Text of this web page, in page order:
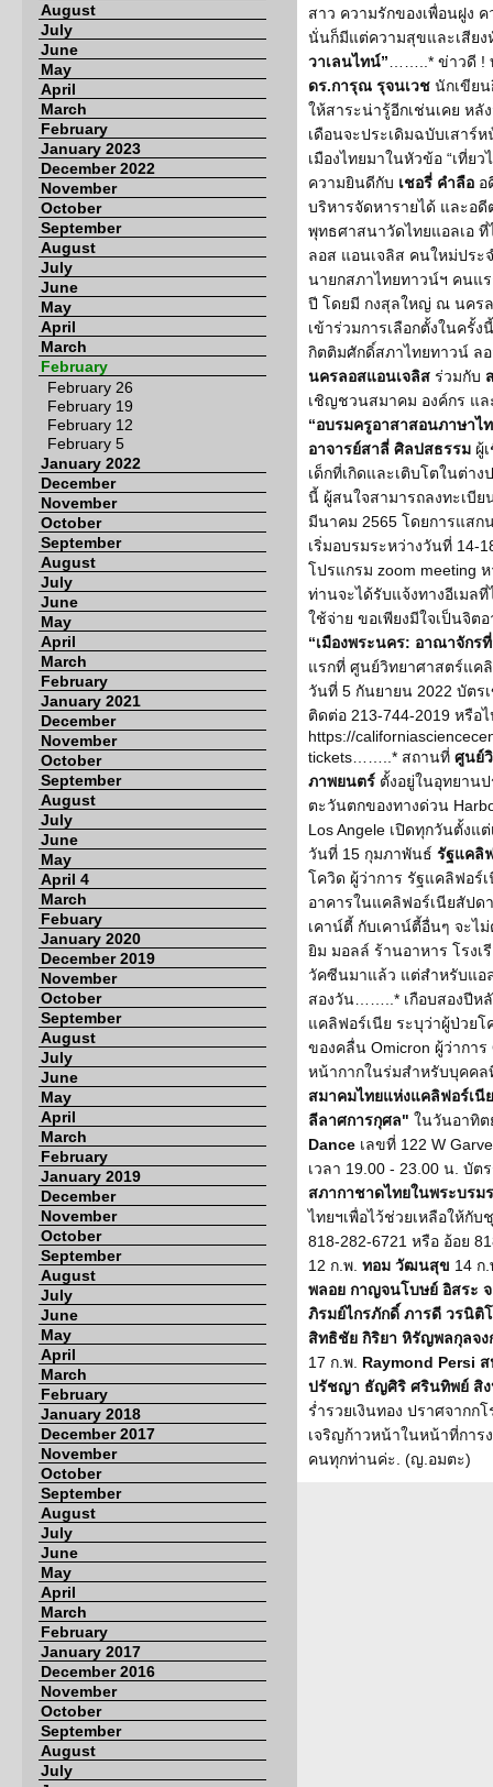
August
July
June
May
April
March
February
January 2023
December 2022
November
October
September
August
July
June
May
April
March
February
February 26
February 19
February 12
February 5
January 2022
December
November
October
September
August
July
June
May
April
March
February
January 2021
December
November
October
September
August
July
June
May
April 4
March
Febuary
January 2020
December 2019
November
October
September
August
July
June
May
April
March
February
January 2019
December
November
October
September
August
July
June
May
April
March
February
January 2018
December 2017
November
October
September
August
July
June
May
April
March
February
January 2017
December 2016
November
October
September
August
July
สาว ความรักของเพื่อนฝูง
นั่นก็มีแต่ความสุขและเสียง
วาเลนไทน์” ……..* ข่าวดี !
ดร.การุณ รุจนเวช นักเขีย
ให้สาระน่ารู้อีกเช่นเคย หลั
เดือนจะประเดิมฉบับเสาร์
เมืองไทยมาในหัวข้อ “เที่
ความยินดีกับ เชอรี่ คำลือ อ
บริหารจัดหารายได้ และอ
พุทธศาสนาวัดไทยแอลเอ
ลอส แอนเจลิส คนใหม่ประ
นายกสภาไทยทาวน์ฯ คนแ
ปี โดยมี กงสุลใหญ่ ณ นคร
เข้าร่วมการเลือกตั้งในครั้
กิตติมศักดิ์สภาไทยทาวน์
นครลอสแอนเจลิส ร่วมกับ
เชิญชวนสมาคม องค์กร แล
“อบรมครูอาสาสอนภาษาไ
อาจารย์สาลี่ ศิลปสธรรม ผู้
เด็กที่เกิดและเติบโตในต่า
นี้ ผู้สนใจสามารถลงทะเบี
มีนาคม 2565 โดยการแสก
เริ่มอบรมระหว่างวันที่ 14-
โปรแกรม zoom meeting
ท่านจะได้รับแจ้งทางอีเมล
ใช้จ่าย ขอเพียงมีใจเป็นจิ
“เมืองพระนคร: อาณาจักร
แรกที่ ศูนย์วิทยาศาสตร์แค
วันที่ 5 กันยายน 2022 บัต
ติดต่อ 213-744-2019 หรือ
https://
tickets……..* สถานที่ ศูนย์
ภาพยนตร์ ตั้งอยู่ในอุทยาน
ตะวันตกของทางด่วน
Los Angele เปิดทุกวันตั้ง
วันที่ 15 กุมภาพันธ์ รัฐแคลิ
โควิด ผู้ว่าการ รัฐแคลิฟอร์
อาคารในแคลิฟอร์เนียสัปด
เคาน์ตี้ กับเคาน์ตี้อื่นๆ จะไ
ยิม มอลล์ ร้านอาหาร โรง
วัคซีนมาแล้ว แต่สำหรับแอ
สองวัน……..* เกือบสองปีห
แคลิฟอร์เนีย ระบุว่าผู้ป่วย
ของคลื่น Omicron ผู้ว่าการ
หน้ากากในร่มสำหรับบุคค
สมาคมไทยแห่งแคลิฟอร์เนี
ลีลาศการกุศล" ในวันอาทิ
Dance เลขที่ 122 W
เวลา 19.00 - 23.00 น. บัต
สภากาชาดไทยในพระบรม
ไทยฯเพื่อไว้ช่วยเหลือให้กั
818-282-6721 หรือ อ้อย
12 ก.พ. ทอม วัฒนสุข 14 ก
พลอย กาญจนโบษย์ อิสระ
ภิรมย์ไกรภักดิ์ ภารดี วรนิติ
สิทธิชัย กิริยา หิรัญพลกุลจ
17 ก.พ. Raymond Persi
ปรัชญา ธัญศิริ ศรินทิพย์ สิง
ร่ำรวยเงินทอง ปราศจากก
เจริญก้าวหน้าในหน้าที่การ
คนทุกท่านค่ะ. (ญ.อมตะ)